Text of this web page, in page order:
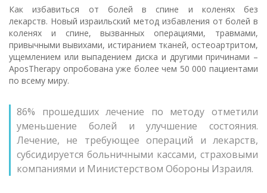
Как избавиться от болей в спине и коленях без
лекарств. Новый израильский метод избавления от болей в
коленях и спине, вызванных операциями, травмами,
привычными вывихами, истиранием тканей, остеоартритом,
ущемлением или выпадением диска и другими причинами –
AposTherapy опробована уже более чем 50 000 пациентами
по всему миру.
86% прошедших лечение по методу отметили
уменьшение болей и улучшение состояния.
Лечение, не требующее операций и лекарств,
субсидируется больничными кассами, страховыми
компаниями и Министерством Обороны Израиля.